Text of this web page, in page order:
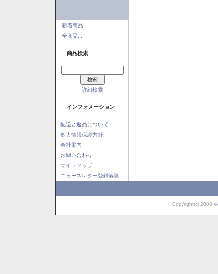
新着商品...
全商品...
商品検索
詳細検索
インフォメーション
配送と返品について
個人情報保護方針
会社案内
お問い合わせ
サイトマップ
ニュースレター登録解除
Copyright(c) 2008